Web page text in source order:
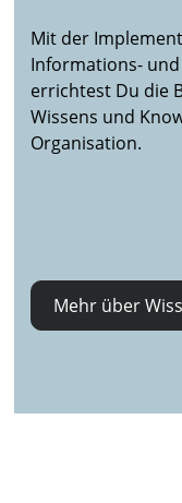
Mit der
Informations-
errichtest Du die
Wissens und
Organisation.
Mehr über